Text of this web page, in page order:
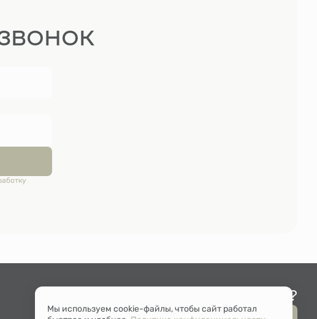
Остались вопросы?
Мы используем cookie-файлы, чтобы сайт работал